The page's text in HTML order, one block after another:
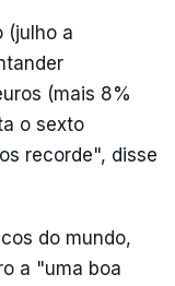
(julho a
(mais 8%
o sexto
recorde", disse
do mundo,
a "uma boa